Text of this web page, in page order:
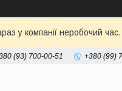
у компанії неробочий
(93) 700-00-51 +380 (99)